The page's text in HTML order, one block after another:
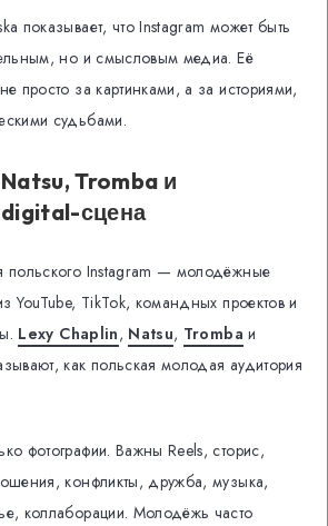
показывает, что Instagram может быть
но и смысловым медиа. Её
просто за картинками, а за историями,
судьбами.
Tromba и
сцена
польского Instagram — молодёжные
YouTube, TikTok, командных проектов и
Lexy Chaplin, Natsu, Tromba и
как польская молодая аудитория
фотографии. Важны Reels, сторис,
конфликты, дружба, музыка,
коллаборации. Молодёжь часто